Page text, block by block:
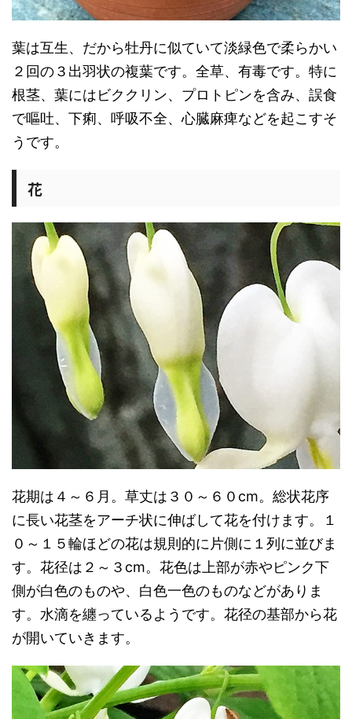
葉は互生、だから牡丹に似ていて淡緑色で柔らかい
２回の３出羽状の複葉です。全草、有毒です。特に
根茎、葉にはビククリン、プロトピンを含み、誤食
で嘔吐、下痢、呼吸不全、心臓麻痺などを起こすそ
うです。
花
花期は４～６月。草丈は３０～６０cm。総状花序
に長い花茎をアーチ状に伸ばして花を付けます。１
０～１５輪ほどの花は規則的に片側に１列に並びま
す。花径は２～３cm。花色は上部が赤やピンク下
側が白色のものや、白色一色のものなどがありま
す。水滴を纏っているようです。花径の基部から花
が開いていきます。